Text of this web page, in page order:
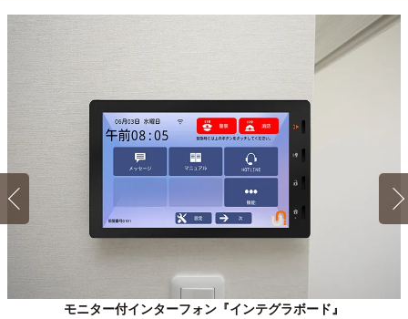
Aタイプ 1K 22.5㎡〜22.5㎡
モニター付インターフォン『インテグラボード』